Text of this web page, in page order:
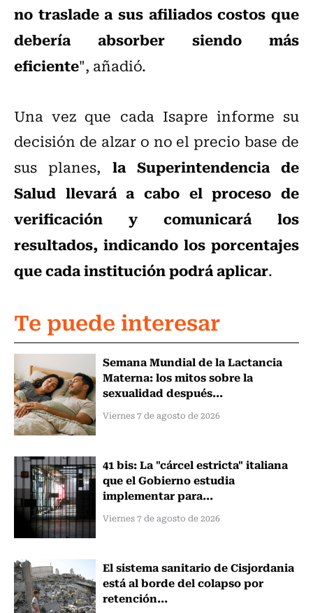
no traslade a sus afiliados costos que
debería absorber siendo más
eficiente", añadió.
Una vez que cada Isapre informe su
decisión de alzar o no el precio base de
sus planes, la Superintendencia de
Salud llevará a cabo el proceso de
verificación y comunicará los
resultados, indicando los porcentajes
que cada institución podrá aplicar.
Te puede interesar
Semana Mundial de la Lactancia
Materna: los mitos sobre la
sexualidad después...
Viernes 7 de agosto de 2026
41 bis: La "cárcel estricta" italiana
que el Gobierno estudia
implementar para...
Viernes 7 de agosto de 2026
El sistema sanitario de Cisjordania
está al borde del colapso por
retención...